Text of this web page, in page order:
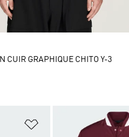
Ajouter à la Liste
CUIR GRAPHIQUE CHITO Y-3